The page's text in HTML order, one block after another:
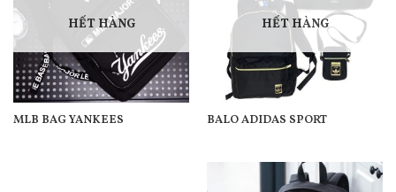
HẾT HÀNG
MLB BAG YANKEES
HẾT HÀNG
BALO ADIDAS SPORT